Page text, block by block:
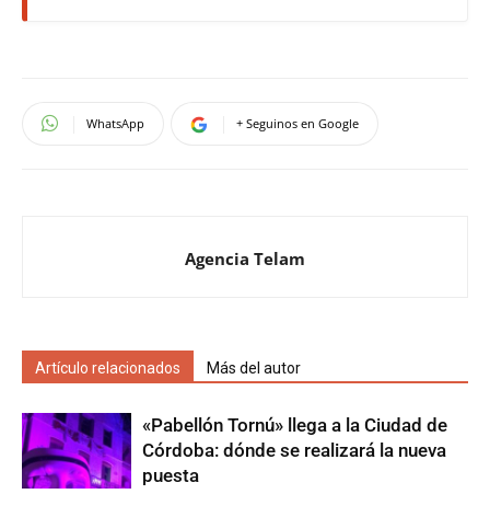
WhatsApp + Seguinos en Google
Agencia Telam
Artículo relacionados Más del autor
«Pabellón Tornú» llega a la Ciudad de
Córdoba: dónde se realizará la nueva
puesta